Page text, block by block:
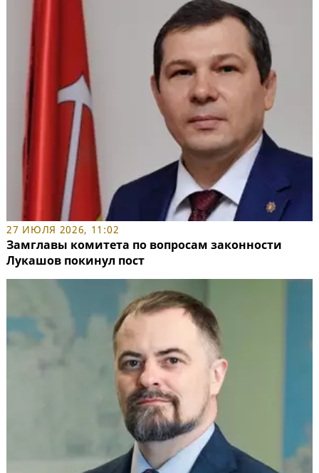
27 ИЮЛЯ 2026, 11:02
Замглавы комитета по вопросам законности
Лукашов покинул пост